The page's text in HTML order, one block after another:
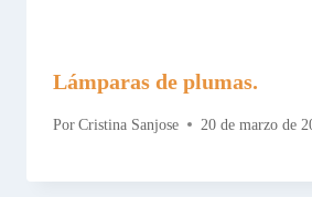
Lámparas de plumas.
Por Cristina Sanjose 20 de marzo de